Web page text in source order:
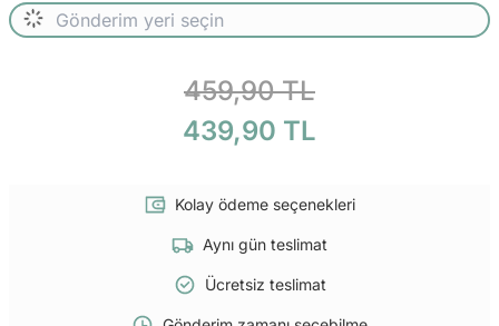
459,90 TL
439,90 TL
Kolay ödeme seçenekleri
Aynı gün teslimat
Ücretsiz teslimat